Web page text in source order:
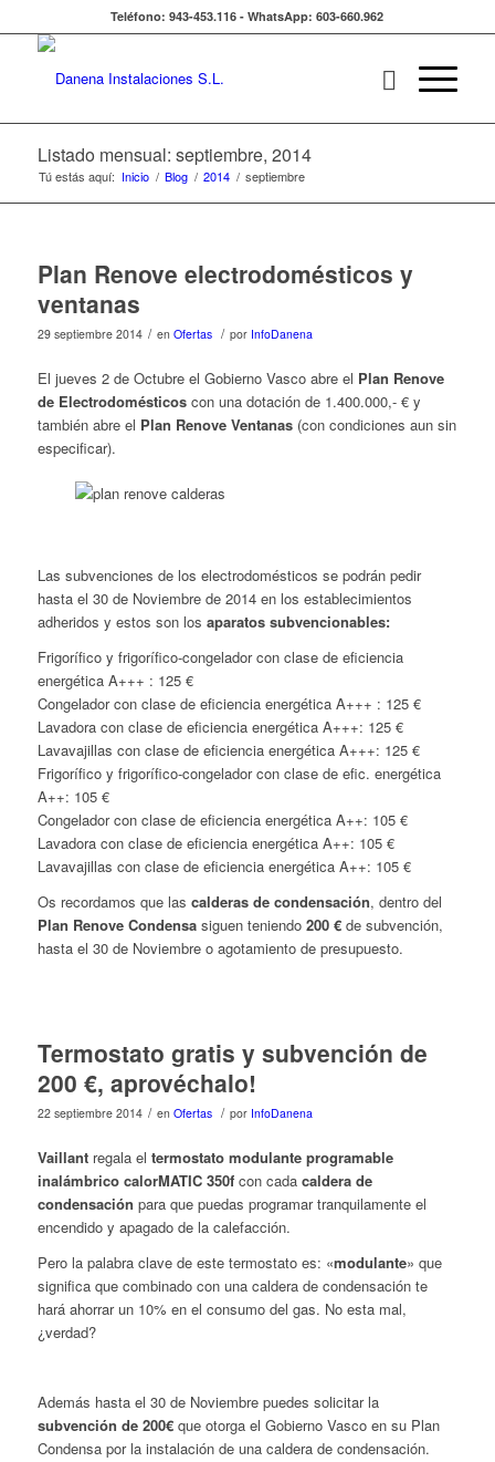
Teléfono: 943-453.116 - WhatsApp: 603-660.962
Listado mensual: septiembre, 2014
Tú estás aquí: Inicio / Blog / 2014 / septiembre
Plan Renove electrodomésticos y
ventanas
29 septiembre 2014 / en Ofertas / por InfoDanena
El jueves 2 de Octubre el Gobierno Vasco abre el Plan Renove
de Electrodomésticoscon una dotación de 1.400.000,- € y
también abre el Plan Renove Ventanas(con condiciones aun sin
especificar).
Las subvenciones de los electrodomésticos se podrán pedir
hasta el 30 de Noviembre de 2014 en los establecimientos
adheridos y estos son los aparatos subvencionables:
Frigorífico y frigorífico-congelador con clase de eficiencia
energética A+++ : 125 €
Congelador con clase de eficiencia energética A+++ : 125 €
Lavadora con clase de eficiencia energética A+++: 125 €
Lavavajillas con clase de eficiencia energética A+++: 125 €
Frigorífico y frigorífico-congelador con clase de efic. energética
A++: 105 €
Congelador con clase de eficiencia energética A++: 105 €
Lavadora con clase de eficiencia energética A++: 105 €
Lavavajillas con clase de eficiencia energética A++: 105 €
Os recordamos que las calderas de condensación, dentro del
Plan Renove Condensasiguen teniendo 200 €de subvención,
hasta el 30 de Noviembre o agotamiento de presupuesto.
Termostato gratis y subvención de
200 €, aprovéchalo!
22 septiembre 2014 / en Ofertas / por InfoDanena
Vaillantregala el termostato modulante programable
inalámbrico calorMATIC 350fcon cada caldera de
condensación para que puedas programar tranquilamente el
encendido y apagado de la calefacción.
Pero la palabra clave de este termostato es: «modulante» que
significa que combinado con una caldera de condensación te
hará ahorrar un 10% en el consumo del gas. No esta mal,
¿verdad?
Además hasta el 30 de Noviembre puedes solicitar la
subvención de 200€que otorga el Gobierno Vasco en su Plan
Condensa por la instalación de una caldera de condensación.